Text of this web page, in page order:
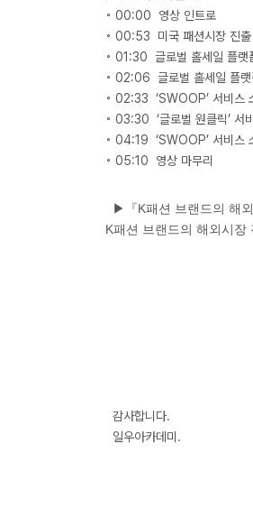
◦ 00:00 영상 인트로
◦ 00:53 미국 패션시장 진
◦ 01:30 글로벌 홀세일 플랫
◦ 02:06 글로벌 홀세일 플랫
◦ 02:33 ‘SWOOP’ 서비스
◦ 03:30 ‘글로벌 원클릭’ 서
◦ 04:19 ‘SWOOP’ 서비스
◦ 05:10 영상 마무리
▶『K패션 브랜드의 해
K패션 브랜드의 해외시
감사합니다.
일우아카데미.